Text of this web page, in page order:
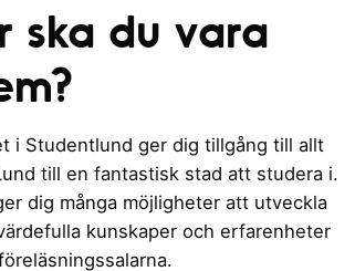
ska du vara
i Studentlund ger dig tillgång till allt
till en fantastisk stad att studera i.
dig många möjligheter att utveckla
kunskaper och erfarenheter